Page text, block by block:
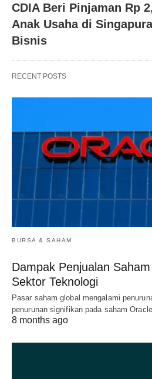
CDIA Beri Pinjaman Rp
Anak Usaha di
Bisnis
RECENT POSTS
BURSA & SAHAM
Dampak Penjualan
Sektor Teknologi
Pasar saham global mengalami
penurunan signifikan pada saham
8 months ago